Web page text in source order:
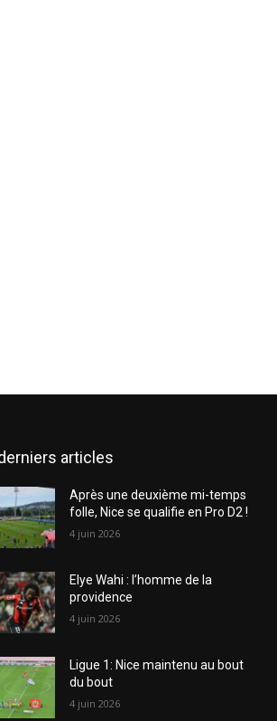
articles
Après une deuxième mi-temps
folle, Nice se qualifie en Pro D2 !
4 juin 2026
Elye Wahi : l’homme de la
providence
4 juin 2026
Ligue 1: Nice maintenu au bout
du bout
4 juin 2026